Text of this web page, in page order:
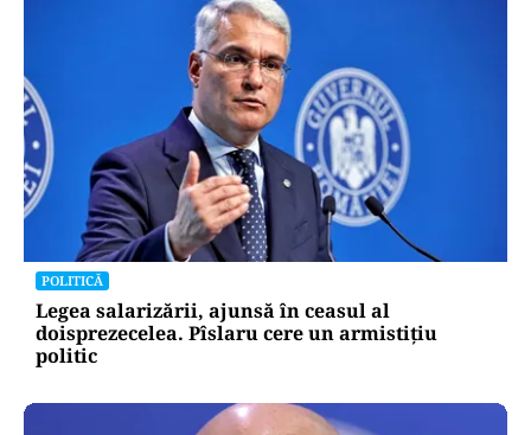
POLITICĂ
Legea salarizării, ajunsă în ceasul al
doisprezecelea. Pîslaru cere un armistițiu
politic